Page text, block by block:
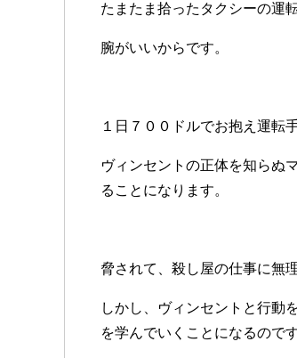
たまたま拾ったタクシーの運
腕がいいからです。
１日７００ドルでお抱え運転
ヴィンセントの正体を知らぬ
ることになります。
脅されて、殺し屋の仕事に無
しかし、ヴィンセントと行動
を学んでいくことになるのです